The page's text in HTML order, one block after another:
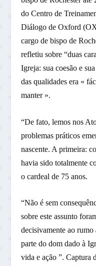
do Centro de
Diálogo de Oxford
cargo de bispo de
refletiu sobre “duas
Igreja: sua coesão e
das qualidades era «
manter ».
“De fato, lemos nos
problemas práticos
nascente. A primeira:
havia sido totalmente
o cardeal de 75 anos.
“Não é sem
sobre este assunto
decisivamente ao
parte do dom dado à
vida e ação ”. Captura